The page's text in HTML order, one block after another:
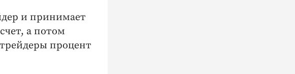
и принимает
а потом
процент